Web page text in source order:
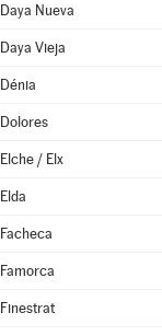
Daya Nueva
Daya Vieja
Dénia
Dolores
Elche / Elx
Elda
Facheca
Famorca
Finestrat